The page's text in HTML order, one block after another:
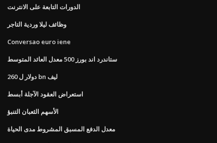
الدورات التابعة على الانترنت
وظائف ليلا وردية التاجر
Conversao euro iene
ستاندرد اند بورز 500 معدل العائد المتوسط
260 دولار ل bn ليف
استعراض العقود الآجلة أبسط
الأسهم الثعبان التنبؤ
معدل الدفع المسبق المشروط مدى الحياة